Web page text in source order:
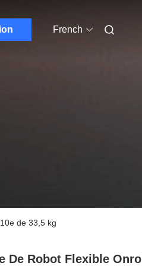
French
de 33,5 kg
De Robot Flexible